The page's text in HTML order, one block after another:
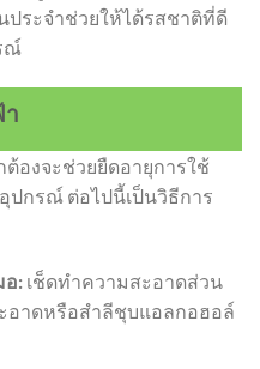
ประจำช่วยให้ได้รสชาติที่ดี
ณ์
องจะช่วยยืดอายุการใช้
ปกรณ์ ต่อไปนี้เป็นวิธีการ
อ:เช็ดทำความสะอาดส่วน
อาดหรือสำลีชุบแอลกอฮอล์